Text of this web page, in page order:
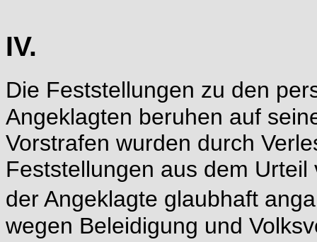
IV.
Die Feststellungen zu den
Angeklagten beruhen auf
Vorstrafen wurden durch
Feststellungen aus dem
der Angeklagte glaubhaft
wegen Beleidigung und